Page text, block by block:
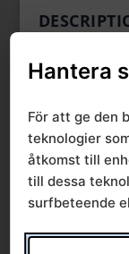
AMM ,
Hantera
För att ge den
teknologier
åtkomst till
till dessa
surfbeteende